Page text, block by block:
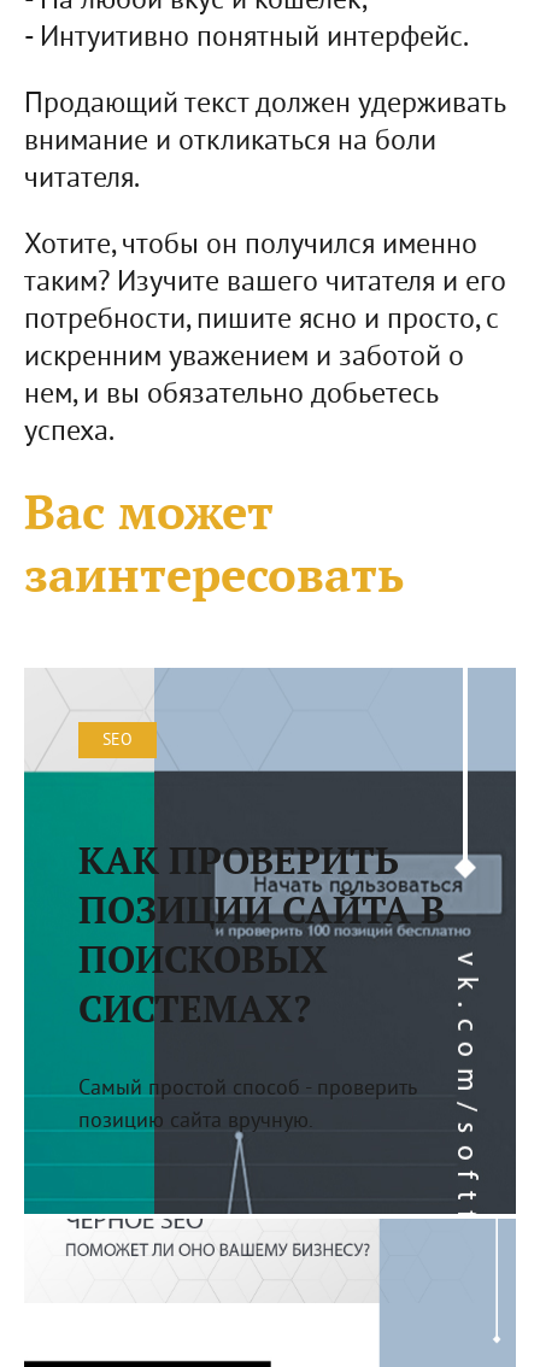
- Интуитивно понятный интерфейс.
Продающий текст должен удерживать
внимание и откликаться на боли
читателя.
Хотите, чтобы он получился именно
таким? Изучите вашего читателя и его
потребности, пишите ясно и просто, с
искренним уважением и заботой о
нем, и вы обязательно добьетесь
успеха.
Вас может
заинтересовать
SEO
КАК ПРОВЕРИТЬ
ПОЗИЦИИ САЙТА В
ПОИСКОВЫХ
СИСТЕМАХ?
Самый простой способ - проверить
позицию сайта вручную.